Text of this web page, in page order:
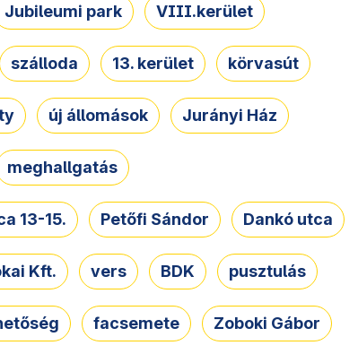
Jubileumi park VIII.kerület
szálloda 13. kerület körvasút
új állomások Jurányi Ház
meghallgatás
13-15. Petőfi Sándor Dankó utca
Kft. vers BDK pusztulás
facsemete Zoboki Gábor